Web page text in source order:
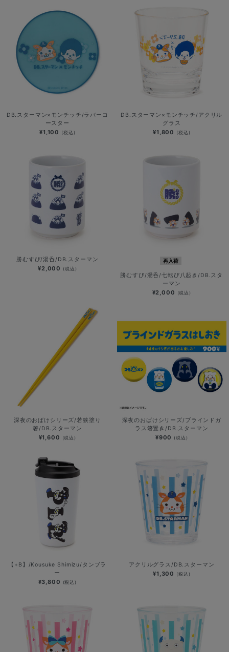
DB.スターマン×モンチッチ/ラバーコ
ースター
¥1,100 (税込)
DB.スターマン×モンチッチ/アクリル
グラス
¥1,800 (税込)
勝むすび/湯呑/DB.スターマン
¥2,000 (税込)
再入荷
勝むすび/湯呑/七転び八起き/DB.スタ
ーマン
¥2,000 (税込)
深夜のおばけシリーズ/若狭塗り
箸/DB.スターマン
¥1,600 (税込)
深夜のおばけシリーズ/ブラインドガ
ラス箸置き/DB.スターマン
¥900 (税込)
【+B】/Kousuke Shimizu/タンブラ
ー
¥3,800 (税込)
アクリルグラス/DB.スターマン
¥1,300 (税込)